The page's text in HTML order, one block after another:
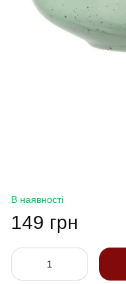
В наявності
149 грн